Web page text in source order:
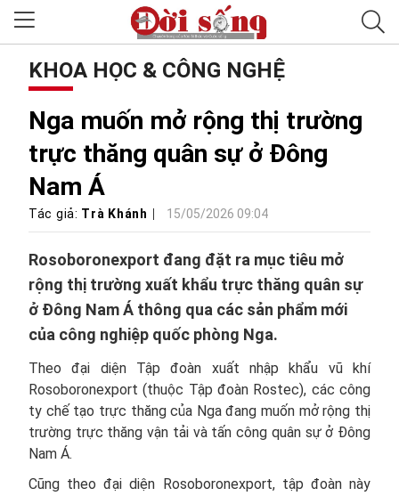
KHOA HỌC & CÔNG NGHỆ
Nga muốn mở rộng thị trường
trực thăng quân sự ở Đông
Nam Á
Tác giả: Trà Khánh 15/05/2026 09:04
Rosoboronexport đang đặt ra mục tiêu mở
rộng thị trường xuất khẩu trực thăng quân sự
ở Đông Nam Á thông qua các sản phẩm mới
của công nghiệp quốc phòng Nga.
Theo đại diện Tập đoàn xuất nhập khẩu vũ khí
Rosoboronexport (thuộc Tập đoàn Rostec), các công
ty chế tạo trực thăng của Nga đang muốn mở rộng thị
trường trực thăng vận tải và tấn công quân sự ở Đông
Nam Á.
Cũng theo đại diện Rosoboronexport, tập đoàn này